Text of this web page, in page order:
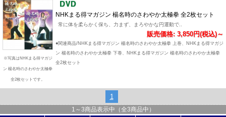
※写真はNHKまる得マガジ
ン 楊名時のさわやか太極拳
全2枚セットです。
NHKまる得マガジン 楊名時のさわやか太極拳 全2枚セット
常に体を柔らかく保ち、力まず、まろやかな円運動で..
販売価格: 3,850円(税込)～
●関連商品/NHKまる得マガジン 楊名時のさわやか太極拳 上巻、NHKまる得マガジ
ン 楊名時のさわやか太極拳 下巻、NHKまる得マガジン 楊名時のさわやか太極拳
全2枚セット
1
1 ～ 3商品表示中（全3商品中）